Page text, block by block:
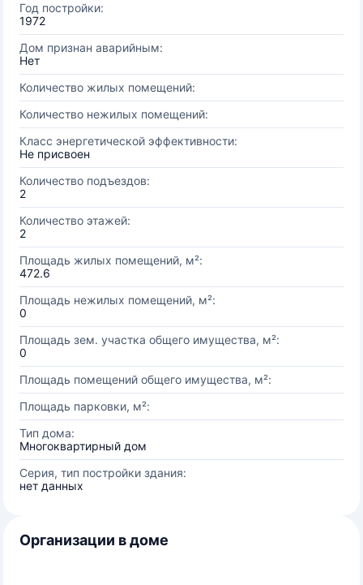
Год постройки:
1972
Дом признан аварийным:
Нет
Количество жилых помещений:
Количество нежилых помещений:
Класс энергетической эффективности:
Не присвоен
Количество подъездов:
2
Количество этажей:
2
Площадь жилых помещений, м²:
472.6
Площадь нежилых помещений, м²:
0
Площадь зем. участка общего имущества, м²:
0
Площадь помещений общего имущества, м²:
Площадь парковки, м²:
Тип дома:
Многоквартирный дом
Серия, тип постройки здания:
нет данных
Организации в доме